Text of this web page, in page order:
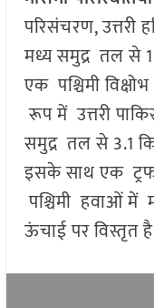
परिसंचरण, उत्तरी
मध्य समुद्र तल से
एक पश्चिमी
रूप में उत्तरी
समुद्र तल से 3.1
इसके साथ एक
पश्चिमी हवाओं में
ऊंचाई पर विस्तृत